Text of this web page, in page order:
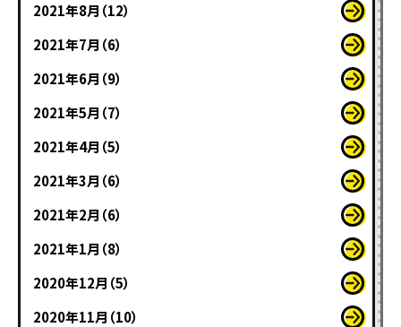
2021年8月（12）
2021年7月（6）
2021年6月（9）
2021年5月（7）
2021年4月（5）
2021年3月（6）
2021年2月（6）
2021年1月（8）
2020年12月（5）
2020年11月（10）